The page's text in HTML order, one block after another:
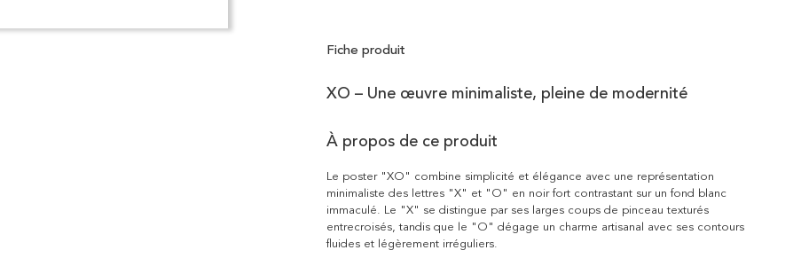
Fiche produit
XO – Une œuvre minimaliste, pleine de modernité
À propos de ce produit
Le poster "XO" combine simplicité et élégance avec une représentation
minimaliste des lettres "X" et "O" en noir fort contrastant sur un fond blanc
immaculé. Le "X" se distingue par ses larges coups de pinceau texturés
entrecroisés, tandis que le "O" dégage un charme artisanal avec ses contours
fluides et légèrement irréguliers.